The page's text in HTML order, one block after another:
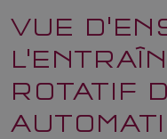
VUE
ROTATIF